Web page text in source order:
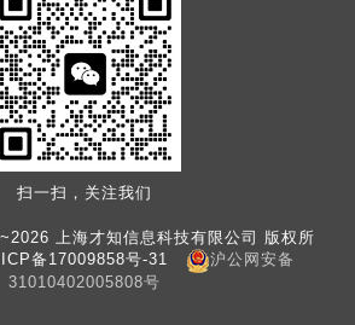
扫一扫，关注我们
上海才知信息科技有限公司 版权所
备17009858号-31
沪公网安备
31010402005808号